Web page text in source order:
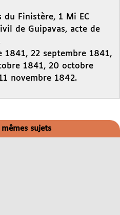
du Finistère, 1 Mi EC
de Guipavas, acte de
1841, 22 septembre 1841,
1841, 20 octobre
novembre 1842.
sujets